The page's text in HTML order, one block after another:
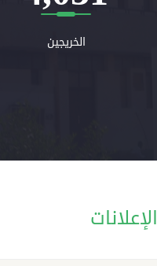
الخريجين
الإعلانات